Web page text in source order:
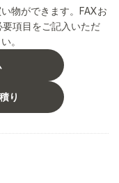
物ができます。FAXお
項目をご記入いただ
。
り